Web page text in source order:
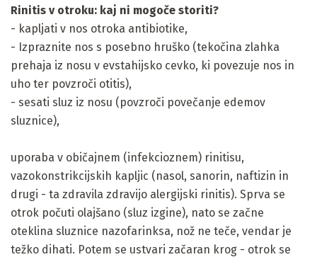
Rinitis v otroku: kaj ni mogoče storiti?
- kapljati v nos otroka antibiotike,
- Izpraznite nos s posebno hruško (tekočina zlahka
prehaja iz nosu v evstahijsko cevko, ki povezuje nos in
uho ter povzroči otitis),
- sesati sluz iz nosu (povzroči povečanje edemov
sluznice),
uporaba v običajnem (infekcioznem) rinitisu,
vazokonstrikcijskih kapljic (nasol, sanorin, naftizin in
drugi - ta zdravila zdravijo alergijski rinitis). Sprva se
otrok počuti olajšano (sluz izgine), nato se začne
oteklina sluznice nazofarinksa, nož ne teče, vendar je
težko dihati. Potem se ustvari začaran krog - otrok se